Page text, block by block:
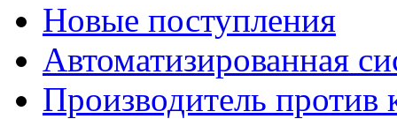
Новые поступления
Автоматизированная
Производитель против